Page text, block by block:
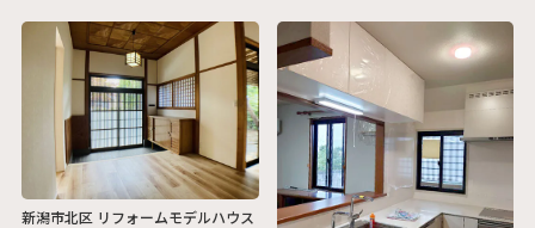
新潟市北区 リフォームモデルハウス